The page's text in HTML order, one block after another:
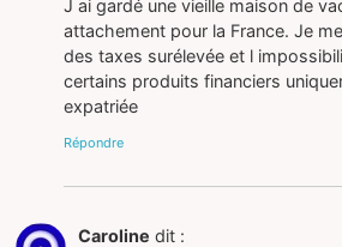
J ai gardé une vieille maison de
attachement pour la France. Je
des taxes surélevée et l
certains produits financiers
expatriée
Répondre
Caroline dit :